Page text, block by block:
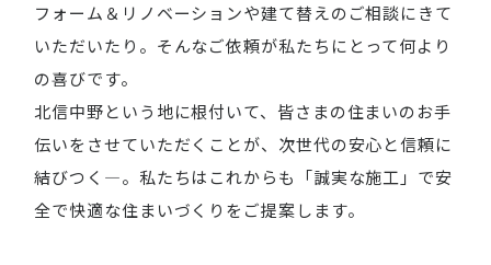
フォーム＆リノベーションや建て替えのご相談にきて
いただいたり。そんなご依頼が私たちにとって何より
の喜びです。
北信中野という地に根付いて、皆さまの住まいのお手
伝いをさせていただくことが、次世代の安心と信頼に
結びつく―。私たちはこれからも「誠実な施工」で安
全で快適な住まいづくりをご提案します。